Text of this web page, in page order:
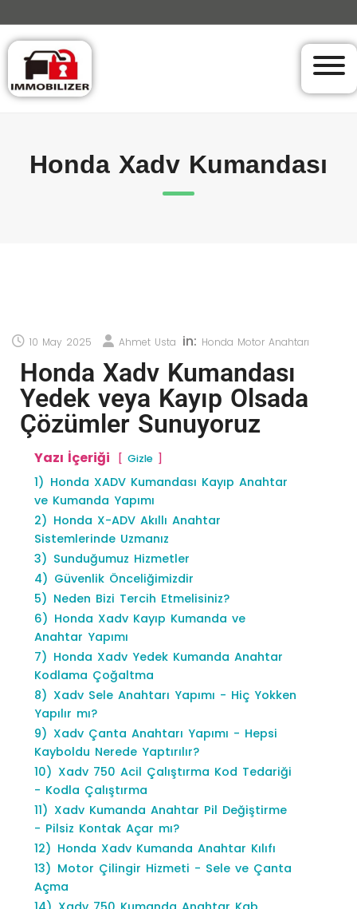
Honda Xadv Kumandası
10 May 2025 Ahmet Usta in: Honda Motor Anahtarı
Honda Xadv Kumandası
Yedek veya Kayıp Olsada
Çözümler Sunuyoruz
Yazı İçeriği Gizle
1) Honda XADV Kumandası Kayıp Anahtar
ve Kumanda Yapımı
2) Honda X-ADV Akıllı Anahtar
Sistemlerinde Uzmanız
3) Sunduğumuz Hizmetler
4) Güvenlik Önceliğimizdir
5) Neden Bizi Tercih Etmelisiniz?
6) Honda Xadv Kayıp Kumanda ve
Anahtar Yapımı
7) Honda Xadv Yedek Kumanda Anahtar
Kodlama Çoğaltma
8) Xadv Sele Anahtarı Yapımı - Hiç Yokken
Yapılır mı?
9) Xadv Çanta Anahtarı Yapımı - Hepsi
Kayboldu Nerede Yaptırılır?
10) Xadv 750 Acil Çalıştırma Kod Tedariği
- Kodla Çalıştırma
11) Xadv Kumanda Anahtar Pil Değiştirme
- Pilsiz Kontak Açar mı?
12) Honda Xadv Kumanda Anahtar Kılıfı
13) Motor Çilingir Hizmeti - Sele ve Çanta
Açma